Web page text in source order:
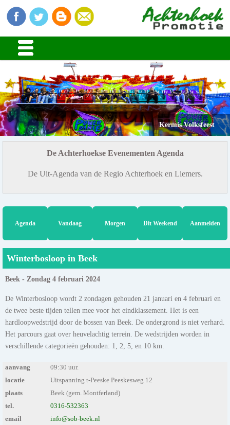
Kermis Volksfeest
De Achterhoekse Evenementen Agenda
De Uit-Agenda van de Regio Achterhoek en Liemers.
Agenda Vandaag Morgen Dit Weekend Aanmelden
Winterbosloop in Beek
Beek - Zondag 4 februari 2024
De Winterbosloop wordt 2 zondagen gehouden 21 januari en 4 februari en
de twee beste tijden tellen mee voor het eindklassement. Het is een
hardloopwedstrijd door de bossen van Beek. De ondergrond is niet verhard.
Het parcours gaat over heuvelachtig terrein. De wedstrijden worden in
verschillende categorieën gehouden: 1, 2, 5, en 10 km.
aanvang
09:30 uur.
locatie
Uitspanning t-Peeske Peeskesweg 12
plaats
Beek (gem. Montferland)
tel.
0316-532363
email
info@sob-beek.nl